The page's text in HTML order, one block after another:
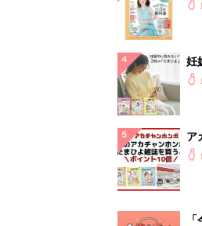
PR
ラ
妊娠・出産
赤ちゃんの名前・